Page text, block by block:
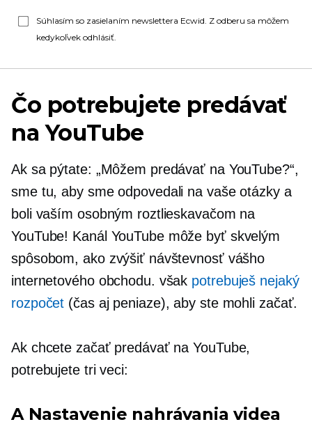
Súhlasím so zasielaním newslettera Ecwid. Z odberu sa môžem
kedykoľvek odhlásiť.
Čo potrebujete predávať
na YouTube
Ak sa pýtate: „Môžem predávať na YouTube?“,
sme tu, aby sme odpovedali na vaše otázky a
boli vaším osobným roztlieskavačom na
YouTube! Kanál YouTube môže byť skvelým
spôsobom, ako zvýšiť návštevnosť vášho
internetového obchodu. však potrebuješ nejaký
rozpočet (čas aj peniaze), aby ste mohli začať.
Ak chcete začať predávať na YouTube,
potrebujete tri veci:
A Nastavenie nahrávania videa